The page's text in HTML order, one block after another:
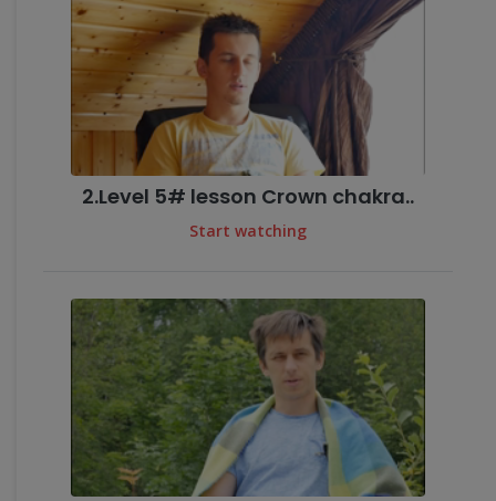
2.Level 5# lesson Crown chakra..
Start watching